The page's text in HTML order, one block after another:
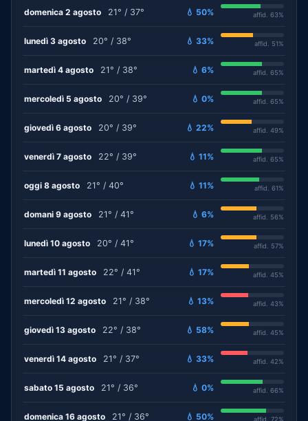
domenica 2 agosto 21° / 37° 💧 50% affid. 63%
lunedì 3 agosto 20° / 38° 💧 33% affid. 51%
martedì 4 agosto 21° / 38° 💧 6% affid. 65%
mercoledì 5 agosto 20° / 39° 💧 0% affid. 65%
giovedì 6 agosto 20° / 39° 💧 22% affid. 49%
venerdì 7 agosto 22° / 39° 💧 11% affid. 65%
oggi 8 agosto 21° / 40° 💧 11% affid. 61%
domani 9 agosto 21° / 41° 💧 6% affid. 56%
lunedì 10 agosto 20° / 41° 💧 17% affid. 57%
martedì 11 agosto 22° / 41° 💧 17% affid. 45%
mercoledì 12 agosto 21° / 38° 💧 13% affid. 43%
giovedì 13 agosto 22° / 38° 💧 58% affid. 45%
venerdì 14 agosto 21° / 37° 💧 33% affid. 42%
sabato 15 agosto 21° / 36° 💧 0% affid. 66%
domenica 16 agosto 21° / 36° 💧 50% affid. 72%